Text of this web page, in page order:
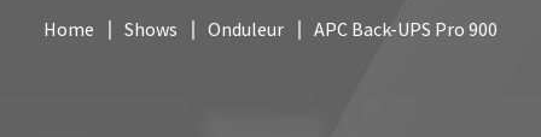
Vidéo surveillance
Home Shows Onduleur APC Back-UPS Pro 900